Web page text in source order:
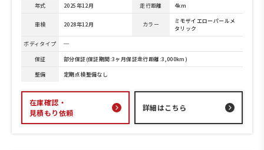
年式 2025年12月 走行距離 4km
車検 2028年12月 カラー
ミモザイエローパールメ
タリック
ボディタイプ
─
保証
部分保証(保証期間:3ヶ月保証走行距離:3,000km)
整備
定期点検整備なし
在庫確認・
見積もり依頼
詳細はこちら